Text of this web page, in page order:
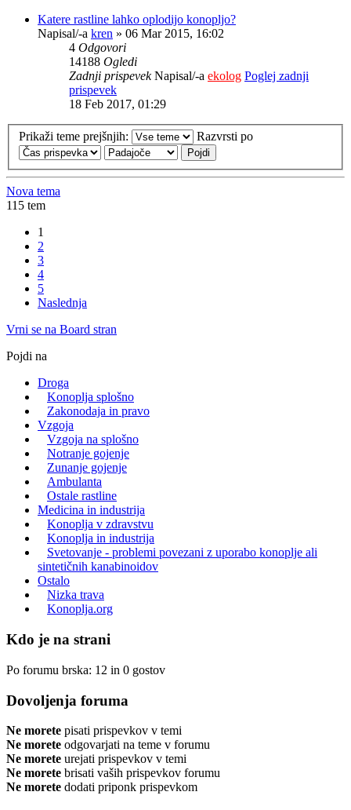
Katere rastline lahko oplodijo konopljo?
Napisal/-a kren » 06 Mar 2015, 16:02
4 Odgovori
14188 Ogledi
Zadnji prispevekNapisal/-a ekolog Poglej zadnji
prispevek
18 Feb 2017, 01:29
Prikaži teme prejšnjih: Razvrsti po
Nova tema
115 tem
1
2
3
4
5
Naslednja
Vrni se na Board stran
Pojdi na
Droga
Konoplja splošno
Zakonodaja in pravo
Vzgoja
Vzgoja na splošno
Notranje gojenje
Zunanje gojenje
Ambulanta
Ostale rastline
Medicina in industrija
Konoplja v zdravstvu
Konoplja in industrija
Svetovanje - problemi povezani z uporabo konoplje ali
sintetičnih kanabinoidov
Ostalo
Nizka trava
Konoplja.org
Kdo je na strani
Po forumu brska: 12 in 0 gostov
Dovoljenja foruma
Ne morete pisati prispevkov v temi
Ne morete odgovarjati na teme v forumu
Ne morete urejati prispevkov v temi
Ne morete brisati vaših prispevkov forumu
Ne morete dodati priponk prispevkom